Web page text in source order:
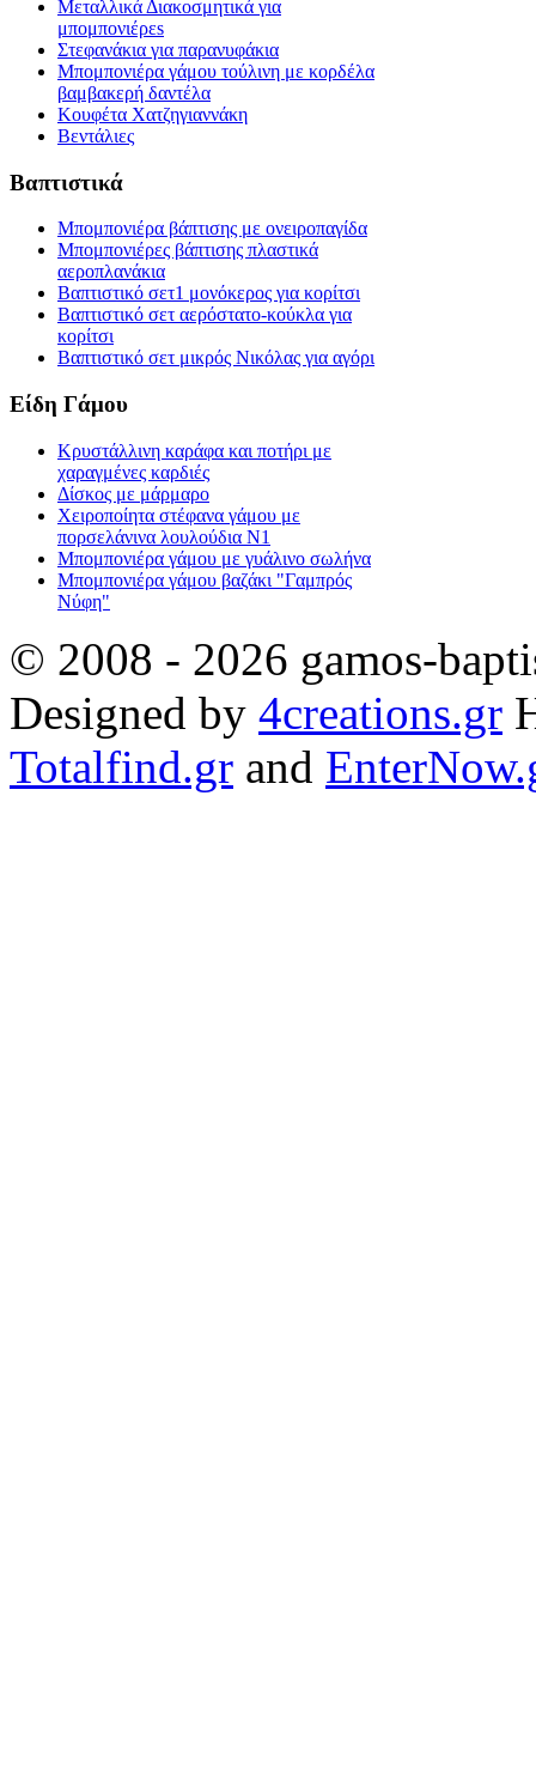
Μεταλλικά Διακοσμητικά για
μπομπονιέρεs
Στεφανάκια για παρανυφάκια
Μπομπονιέρα γάμου τούλινη με κορδέλα
βαμβακερή δαντέλα
Κουφέτα Χατζηγιαννάκη
Βεντάλιες
Βαπτιστικά
Μπομπονιέρα βάπτισης με ονειροπαγίδα
Μπομπονιέρες βάπτισης πλαστικά
αεροπλανάκια
Βαπτιστικό σετ1 μονόκερος για κορίτσι
Βαπτιστικό σετ αερόστατο-κούκλα για
κορίτσι
Βαπτιστικό σετ μικρός Νικόλας για αγόρι
Είδη Γάμου
Κρυστάλλινη καράφα και ποτήρι με
χαραγμένες καρδιές
Δίσκος με μάρμαρο
Χειροποίητα στέφανα γάμου με
πορσελάνινα λουλούδια Ν1
Μπομπονιέρα γάμου με γυάλινο σωλήνα
Μπομπονιέρα γάμου βαζάκι "Γαμπρός
Νύφη"
© 2008 - 2026 gamos-
Designed by 4creations.gr
Totalfind.gr and